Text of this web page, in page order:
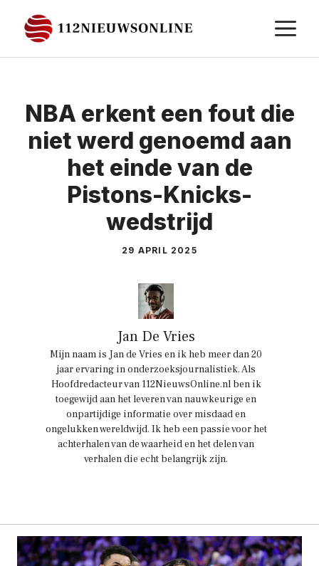
naar
de
NBA erkent een fout die
niet werd genoemd aan
het einde van de
Pistons-Knicks-
wedstrijd
29 APRIL 2025
Jan De Vries
Mijn naam is Jan de Vries en ik heb meer dan 20
jaar ervaring in onderzoeksjournalistiek. Als
Hoofdredacteur van 112NieuwsOnline.nl ben ik
toegewijd aan het leveren van nauwkeurige en
onpartijdige informatie over misdaad en
ongelukken wereldwijd. Ik heb een passie voor het
achterhalen van de waarheid en het delen van
verhalen die echt belangrijk zijn.